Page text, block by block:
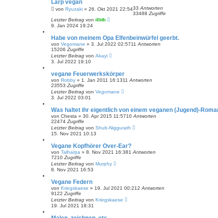
Larp vegan
von Ryuzaki » 26. Okt 2021 22:5433 Antworten
33488 Zugriffe
Letzter Beitrag von illith
9. Jan 2024 19:24
Habe von meinem Opa Elfenbeinwürfel geerbt.
von Vegomane » 3. Jul 2022 02:5711 Antworten
15206 Zugriffe
Letzter Beitrag von Akayi
3. Jul 2022 19:10
vegane Feuerwerkskörper
von Robby » 1. Jan 2011 16:1311 Antworten
23553 Zugriffe
Letzter Beitrag von Vegomane
3. Jul 2022 03:01
Was haltet ihr eigentlich von einem veganen (Jugend)-
von Chesta » 30. Apr 2015 11:5710 Antworten
22474 Zugriffe
Letzter Beitrag von Shub-Niggurath
15. Nov 2021 10:13
Vegane Kopfhörer Over-Ear?
von Talharpa » 8. Nov 2021 16:381 Antworten
7210 Zugriffe
Letzter Beitrag von Murphy
8. Nov 2021 16:53
Vegane Federn
von Kriegskaese » 19. Jul 2021 00:212 Antworten
9122 Zugriffe
Letzter Beitrag von Kriegskaese
19. Jul 2021 18:31